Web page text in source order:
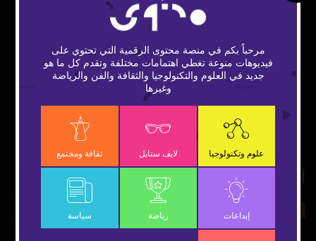
The Video Cloud video was not found.
VIDEO_CLOUD_ERR_VIDEO_NOT_FOUND
Session ID:2026-08-06:7aa305eeb31138af60035153
vidbcove
OK
Modal
Dialog
أغنية أرض السعادة
ثقافة ومجتمع
مرحباً بكم في منصة محتوى الرقمية التي تحتوي على
فيديوهات منوعة تغطي اهتمامات مختلفة وتقدم كل ما هو
جديد في العلوم والتكنولوجيا والثقافة والفن والرياضة
وغيرها
علوم وتكنولوجيا لايف ستايل ثقافة ومجتمع
إبداعات رياضة سياسة